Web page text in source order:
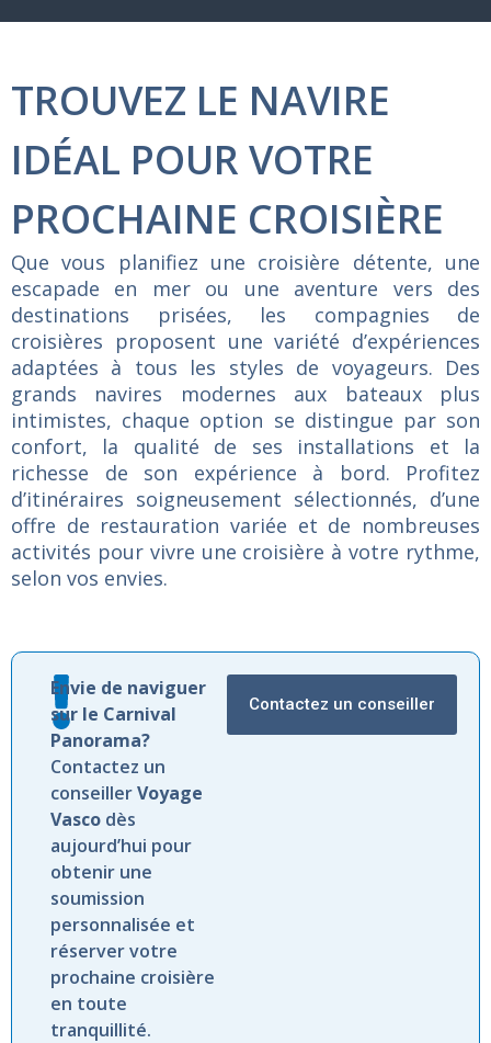
TROUVEZ LE NAVIRE
IDÉAL POUR VOTRE
PROCHAINE CROISIÈRE
Que vous planifiez une croisière détente, une
escapade en mer ou une aventure vers des
destinations prisées, les compagnies de
croisières proposent une variété d’expériences
adaptées à tous les styles de voyageurs. Des
grands navires modernes aux bateaux plus
intimistes, chaque option se distingue par son
confort, la qualité de ses installations et la
richesse de son expérience à bord. Profitez
d’itinéraires soigneusement sélectionnés, d’une
offre de restauration variée et de nombreuses
activités pour vivre une croisière à votre rythme,
selon vos envies.
Envie de naviguer
sur le Carnival
Panorama?
Contactez un
conseillerVoyage
Vasco dès
aujourd’hui pour
obtenir une
soumission
personnalisée et
réserver votre
prochaine croisière
en toute
tranquillité.
Contactez un conseiller